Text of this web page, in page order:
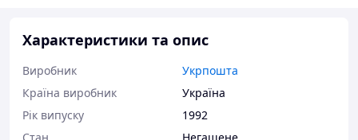
Характеристики та опис
Виробник
Укрпошта
Країна виробник
Україна
Рік випуску
1992